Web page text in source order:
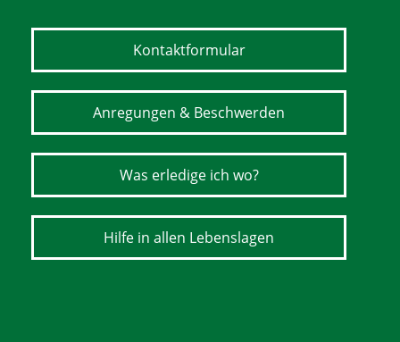
Kontaktformular
Anregungen & Beschwerden
Was erledige ich wo?
Hilfe in allen Lebenslagen